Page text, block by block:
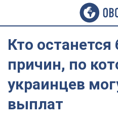
Кто останется
причин, по
украинцев
выплат